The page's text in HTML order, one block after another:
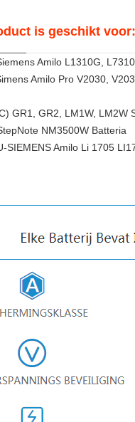
is geschikt voor:
Amilo L1310G,
Amilo Pro V2030,
GR1, GR2, LM1W, LM2W
NM3500W Batteria
SIEMENS Amilo Li 1705